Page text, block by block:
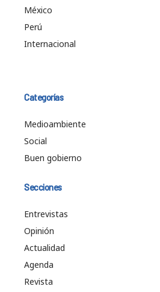
México
Perú
Internacional
Categorías
Medioambiente
Social
Buen gobierno
Secciones
Entrevistas
Opinión
Actualidad
Agenda
Revista